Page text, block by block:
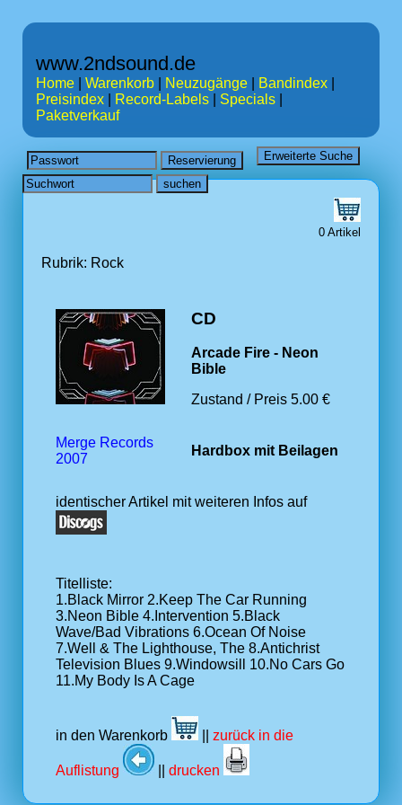
www.2ndsound.de
Home Warenkorb Neuzugänge Bandindex
Preisindex
Record-Labels Specials
Paketverkauf
0 Artikel
Rubrik: Rock
CD
Arcade Fire - Neon
Bible
Zustand / Preis 5.00 €
Merge Records
2007
Hardbox mit Beilagen
identischer Artikel mit weiteren Infos auf
Titelliste:
1.Black Mirror 2.Keep The Car Running
3.Neon Bible 4.Intervention 5.Black
Wave/Bad Vibrations 6.Ocean Of Noise
7.Well & The Lighthouse, The 8.Antichrist
Television Blues 9.Windowsill 10.No Cars Go
11.My Body Is A Cage
in den Warenkorb zurück in die
Auflistung drucken